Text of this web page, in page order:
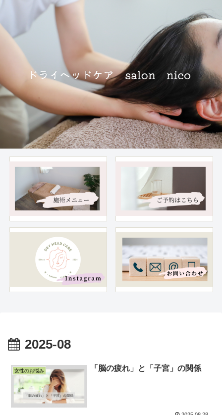
2025-08
女性のお悩み 「脳の疲れ」と「子宮」の関係